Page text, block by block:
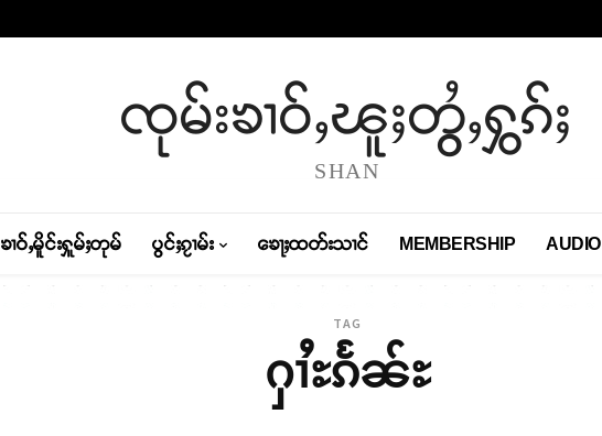
ၸုမ်းၶၢဝ်ႇၽူႈတွႆႇႁွၵ်ႈ
SHAN
ၶၢဝ်ႇမိူင်းႁူမ်ႈတုမ် ပွင်ႈၵႂၢမ်း ၶေႃႈထတ်းသၢင် MEMBERSHIP AUDIO
TAG
ႁၢႆႊၵႅၼ်ႊ